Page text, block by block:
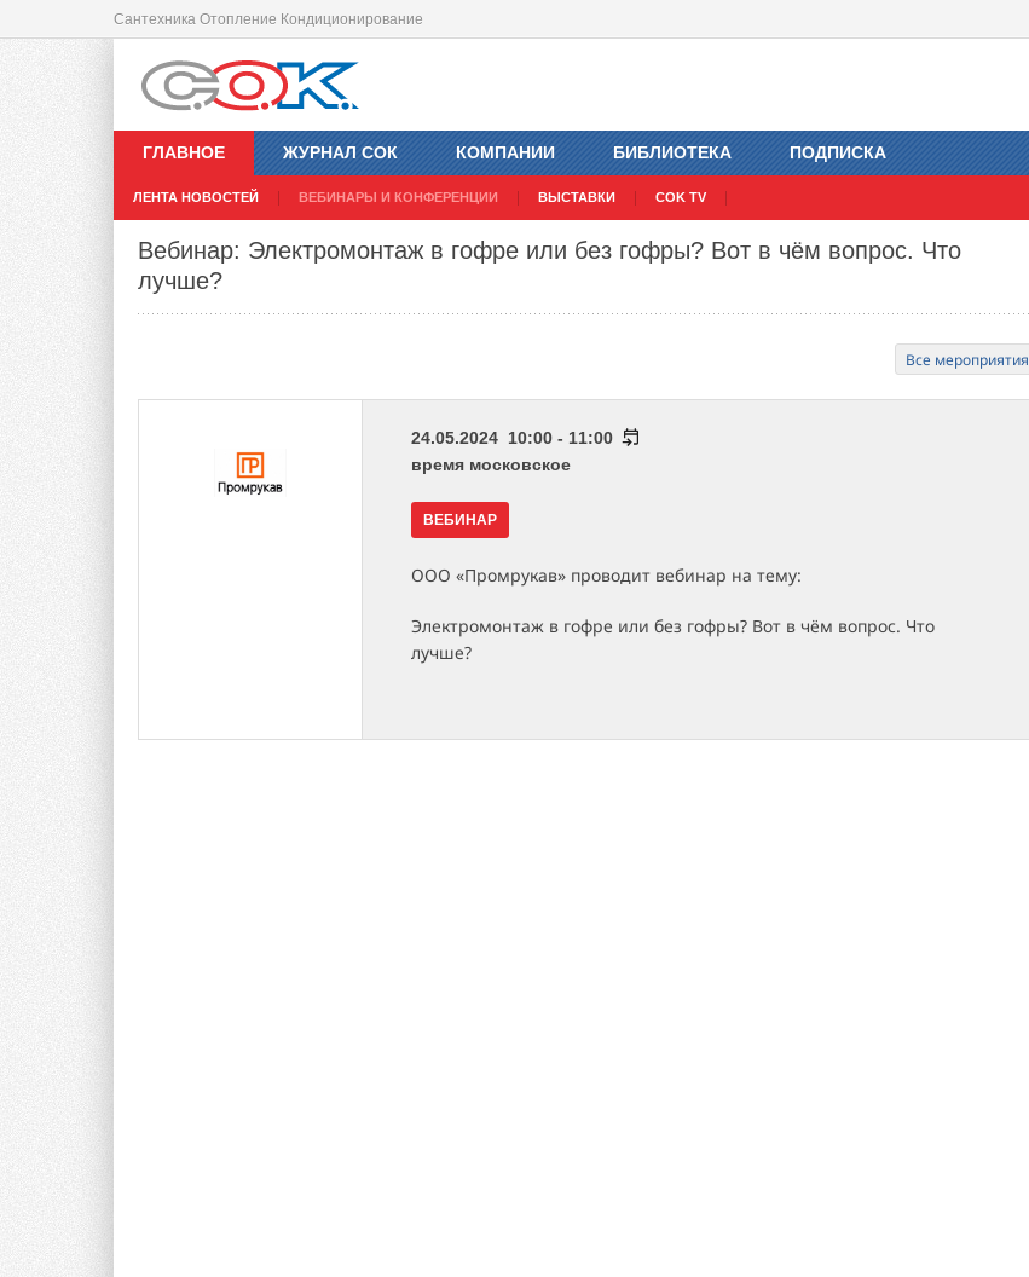
Сантехника Отопление Кондиционирование
ГЛАВНОЕ
ЛЕНТА НОВОСТЕЙ ВЕБИНАРЫ И КОНФЕРЕНЦИИ ВЫСТАВКИ COK TV
ЖУРНАЛ СОК КОМПАНИИ БИБЛИОТЕКА ПОДПИСКА
Вебинар: Электромонтаж в гофре или без гофры? Вот в чём вопрос. Что
лучше?
Все мероприятия
24.05.2024 10:00 - 11:00
время московское
ВЕБИНАР
ООО «Промрукав» проводит вебинар на тему:
Электромонтаж в гофре или без гофры? Вот в чём вопрос. Что
лучше?